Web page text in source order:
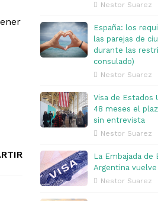
Nestor Suarez
España: los
las parejas de
durante las
consulado)
Nestor Suarez
Visa de Estados
48 meses el
sin entrevista
Nestor Suarez
La Embajada de
Argentina
Nestor Suarez